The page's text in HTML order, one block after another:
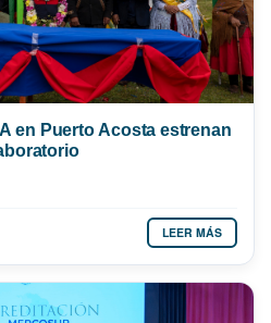
en Puerto Acosta estrenan
LEER MÁS